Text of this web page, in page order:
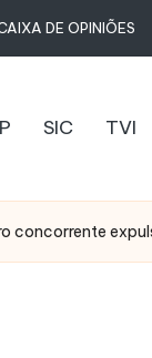
DE OPINIÕES
SIC TVI
concorrente